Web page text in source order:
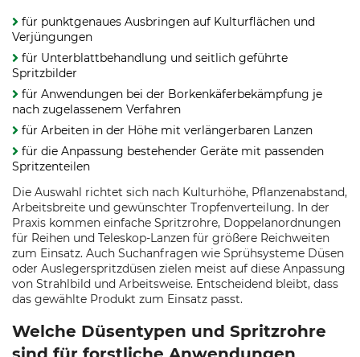
für punktgenaues Ausbringen auf Kulturflächen und
Verjüngungen
für Unterblattbehandlung und seitlich geführte
Spritzbilder
für Anwendungen bei der Borkenkäferbekämpfung je
nach zugelassenem Verfahren
für Arbeiten in der Höhe mit verlängerbaren Lanzen
für die Anpassung bestehender Geräte mit passenden
Spritzenteilen
Die Auswahl richtet sich nach Kulturhöhe, Pflanzenabstand,
Arbeitsbreite und gewünschter Tropfenverteilung. In der
Praxis kommen einfache Spritzrohre, Doppelanordnungen
für Reihen und Teleskop-Lanzen für größere Reichweiten
zum Einsatz. Auch Suchanfragen wie Sprühsysteme Düsen
oder Auslegerspritzdüsen zielen meist auf diese Anpassung
von Strahlbild und Arbeitsweise. Entscheidend bleibt, dass
das gewählte Produkt zum Einsatz passt.
Welche Düsentypen und Spritzrohre